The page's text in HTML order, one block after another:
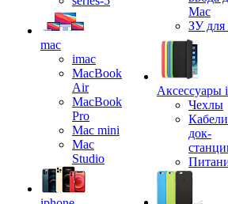
mac
imac
MacBook
Air
MacBook
Pro
Mac mini
Mac
Studio
Mac
ЗУ для
Аксессуары
Чехлы
док-